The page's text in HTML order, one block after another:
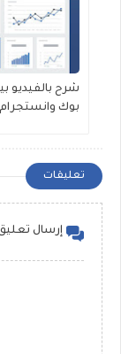
شرح بالفيديو
تعليقات
إرسال